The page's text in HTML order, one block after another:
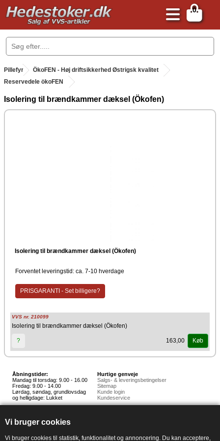
Vi bruger cookies
Vi bruger cookies til statistik, funktionalitet og annoncering. Du kan acceptere,
0
.
Pillefyr . ÖkoFEN - Høj driftsikkerhed Østrigsk kvalitet
Reservedele ökoFEN
Isolering til brændkammer dæksel (Ökofen)
Isolering til brændkammer dæksel (Ökofen)
Forventet leveringstid: ca. 7-10 hverdage
PRISGARANTI - Set billigere?
VVS nr. 210099
Isolering til brændkammer dæksel (Ökofen)
? 163,00 Køb
Åbningstider:
Mandag til torsdag: 9.00 - 16.00
Fredag: 9.00 - 14.00
Lørdag, søndag, grundlovsdag
og helligdage: Lukket
Hurtige genveje
Salgs- & leveringsbetingelser
Sitemap
Kunde login
Kundeservice
Hunnerupvej 3, 6920 Videbæk
E-mail:salg@hedestoker.dk
PA: